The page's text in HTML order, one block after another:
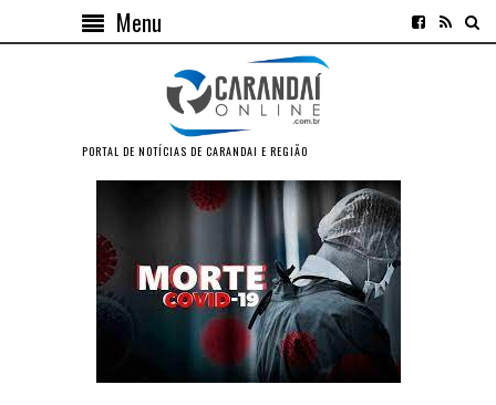
Menu
PORTAL DE NOTÍCIAS DE CARANDAI E REGIÃO